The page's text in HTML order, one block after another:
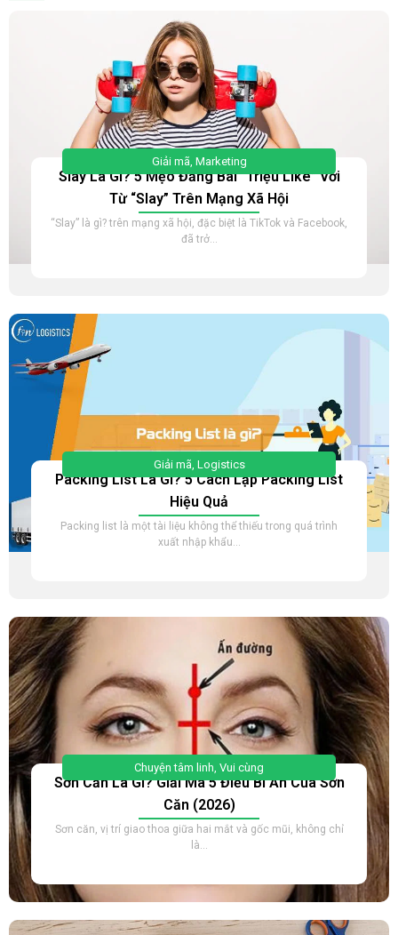
Giải mã, Marketing
Slay Là Gì? 5 Mẹo Đăng Bài “Triệu Like” Với
Từ “Slay” Trên Mạng Xã Hội
“Slay” là gì? trên mạng xã hội, đặc biệt là TikTok và Facebook,
đã trở...
Giải mã, Logistics
Packing List Là Gì? 5 Cách Lập Packing List
Hiệu Quả
Packing list là một tài liệu không thể thiếu trong quá trình
xuất nhập khẩu...
Chuyện tâm linh, Vui cùng
Sơn Căn Là Gì? Giải Mã 5 Điều Bí Ẩn Của Sơn
Căn (2026)
Sơn căn, vị trí giao thoa giữa hai mắt và gốc mũi, không chỉ
là...